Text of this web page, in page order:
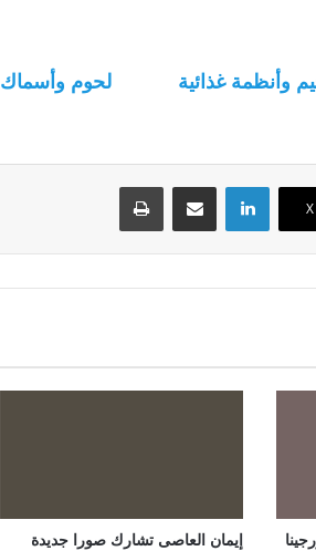
وأنظمة غذائية لحوم وأسماك
‫X
لينكدإن
إيمان العاصى تشارك صورا جديدة